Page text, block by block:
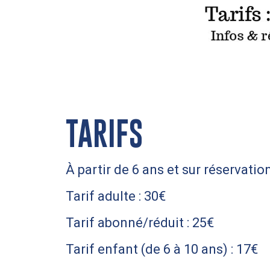
TARIFS
À partir de 6 ans et sur
Tarif adulte : 30€
Tarif abonné/réduit : 25€
Tarif enfant (de 6 à 10 ans) : 17€